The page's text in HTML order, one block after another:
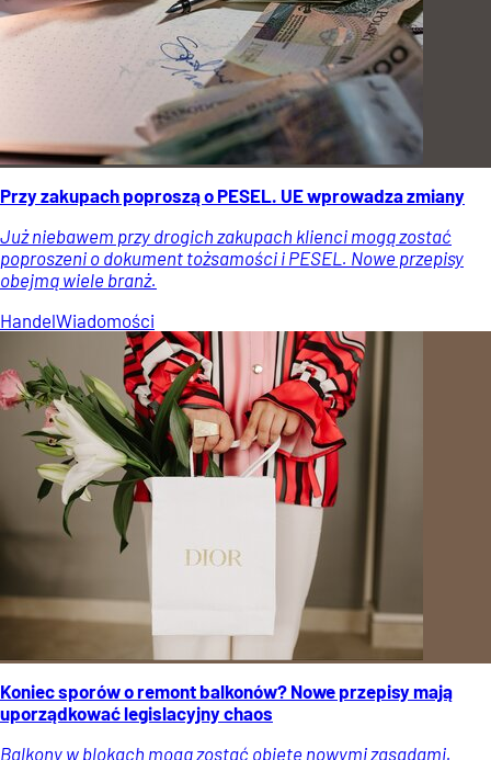
Przy zakupach poproszą o PESEL. UE wprowadza zmiany
Już niebawem przy drogich zakupach klienci mogą zostać
poproszeni o dokument tożsamości i PESEL. Nowe przepisy
obejmą wiele branż.
HandelWiadomości
Koniec sporów o remont balkonów? Nowe przepisy mają
uporządkować legislacyjny chaos
Balkony w blokach mogą zostać objęte nowymi zasadami.